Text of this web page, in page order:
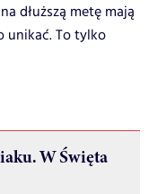
dłuższą metę mają
unikać. To tylko
W Święta